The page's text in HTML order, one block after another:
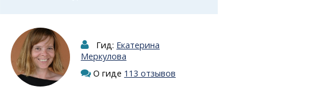
Гид: Екатерина
Меркулова
О гиде 113 отзывов